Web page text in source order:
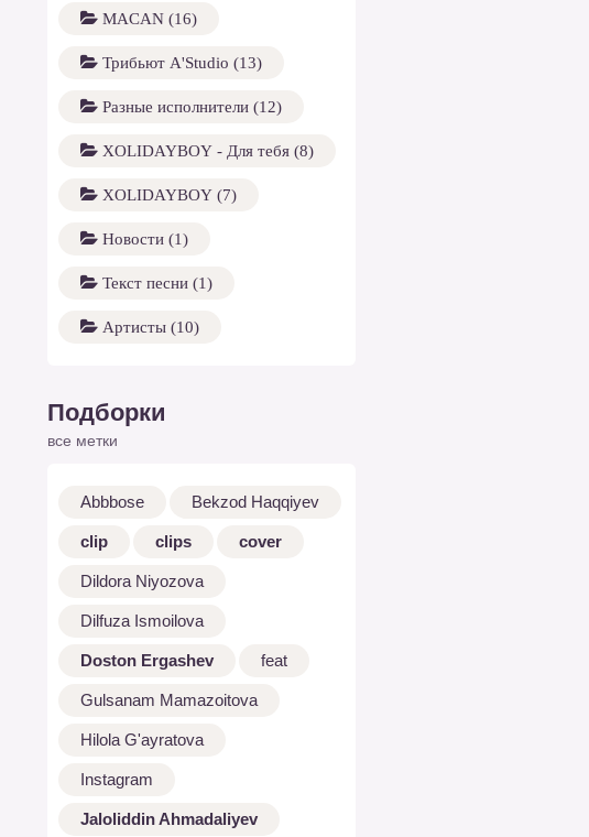
MACAN (16)
Трибьют A'Studio (13)
Разные исполнители (12)
XOLIDAYBOY - Для тебя (8)
XOLIDAYBOY (7)
Новости (1)
Текст песни (1)
Артисты (10)
Подборки
все метки
Abbbose Bekzod Haqqiyev
clip clips cover
Dildora Niyozova
Dilfuza Ismoilova
Doston Ergashev feat
Gulsanam Mamazoitova
Hilola G'ayratova
Instagram
Jaloliddin Ahmadaliyev